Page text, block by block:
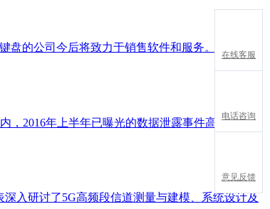
的公司今后将致力于销售软件和服务。 这家加
，2016年上半年已曝光的数据泄露事件高达974
入研讨了5G高频段信道测量与建模、系统设计及
在线客服
电话咨询
意见反馈